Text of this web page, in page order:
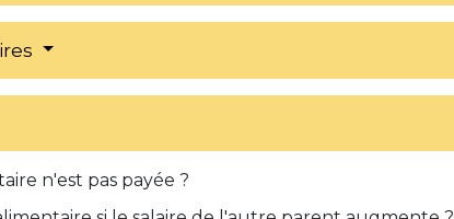
n'est pas payée ?